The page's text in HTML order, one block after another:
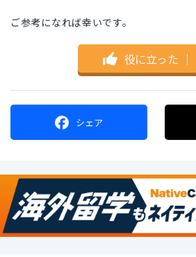
ご参考になれば幸いです。
役に立った ｜
シェア